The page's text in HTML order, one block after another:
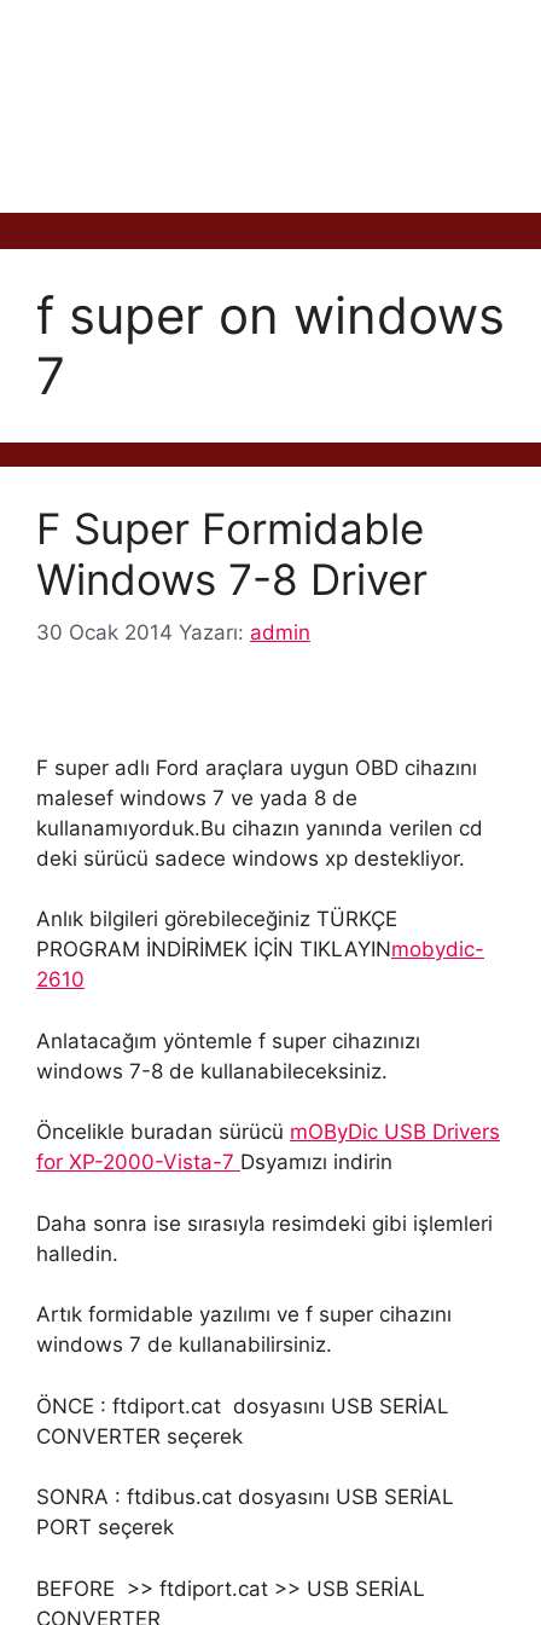
f super on windows
7
F Super Formidable
Windows 7-8 Driver
30 Ocak 2014 Yazarı: admin
F super adlı Ford araçlara uygun OBD cihazını
malesef windows 7 ve yada 8 de
kullanamıyorduk.Bu cihazın yanında verilen cd
deki sürücü sadece windows xp destekliyor.
Anlık bilgileri görebileceğiniz TÜRKÇE
PROGRAM İNDİRİMEK İÇİN TIKLAYINmobydic-
2610
Anlatacağım yöntemle f super cihazınızı
windows 7-8 de kullanabileceksiniz.
Öncelikle buradan sürücü mOByDic USB Drivers
for XP-2000-Vista-7 Dsyamızı indirin
Daha sonra ise sırasıyla resimdeki gibi işlemleri
halledin.
Artık formidable yazılımı ve f super cihazını
windows 7 de kullanabilirsiniz.
ÖNCE : ftdiport.cat dosyasını USB SERİAL
CONVERTER seçerek
SONRA : ftdibus.cat dosyasını USB SERİAL
PORT seçerek
BEFORE >> ftdiport.cat >> USB SERİAL
CONVERTER